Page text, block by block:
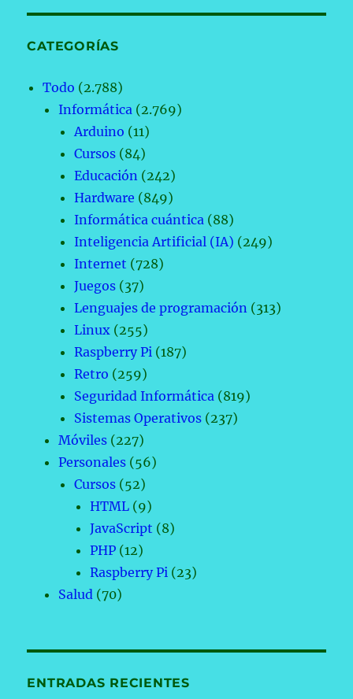
CATEGORÍAS
Todo (2.788)
Informática (2.769)
Arduino (11)
Cursos (84)
Educación (242)
Hardware (849)
Informática cuántica (88)
Inteligencia Artificial (IA) (249)
Internet (728)
Juegos (37)
Lenguajes de programación (313)
Linux (255)
Raspberry Pi (187)
Retro (259)
Seguridad Informática (819)
Sistemas Operativos (237)
Móviles (227)
Personales (56)
Cursos (52)
HTML (9)
JavaScript (8)
PHP (12)
Raspberry Pi (23)
Salud (70)
ENTRADAS RECIENTES